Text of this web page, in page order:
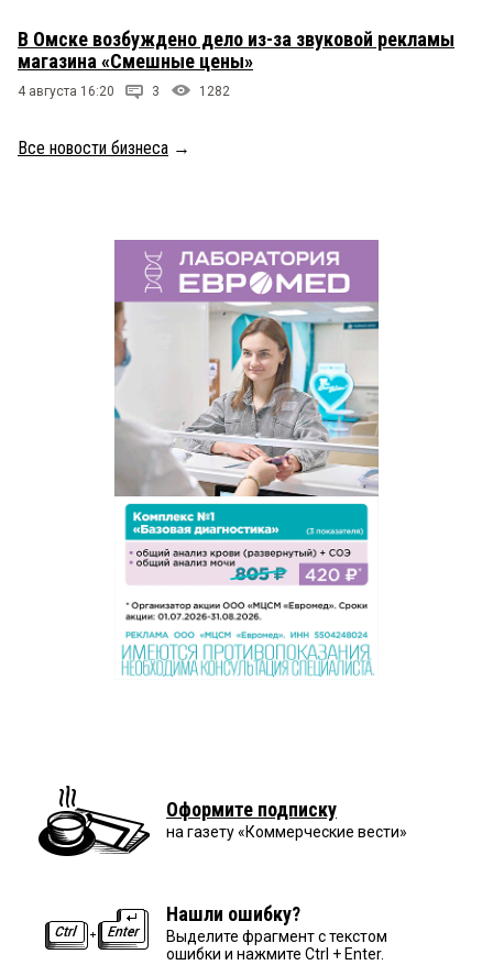
В Омске возбуждено дело из-за звуковой рекламы
магазина «Смешные цены»
4 августа 16:20 3 1282
Все новости бизнеса →
Оформите подписку
на газету «Коммерческие вести»
Нашли ошибку?
Выделите фрагмент с текстом
ошибки и нажмите Ctrl + Enter.